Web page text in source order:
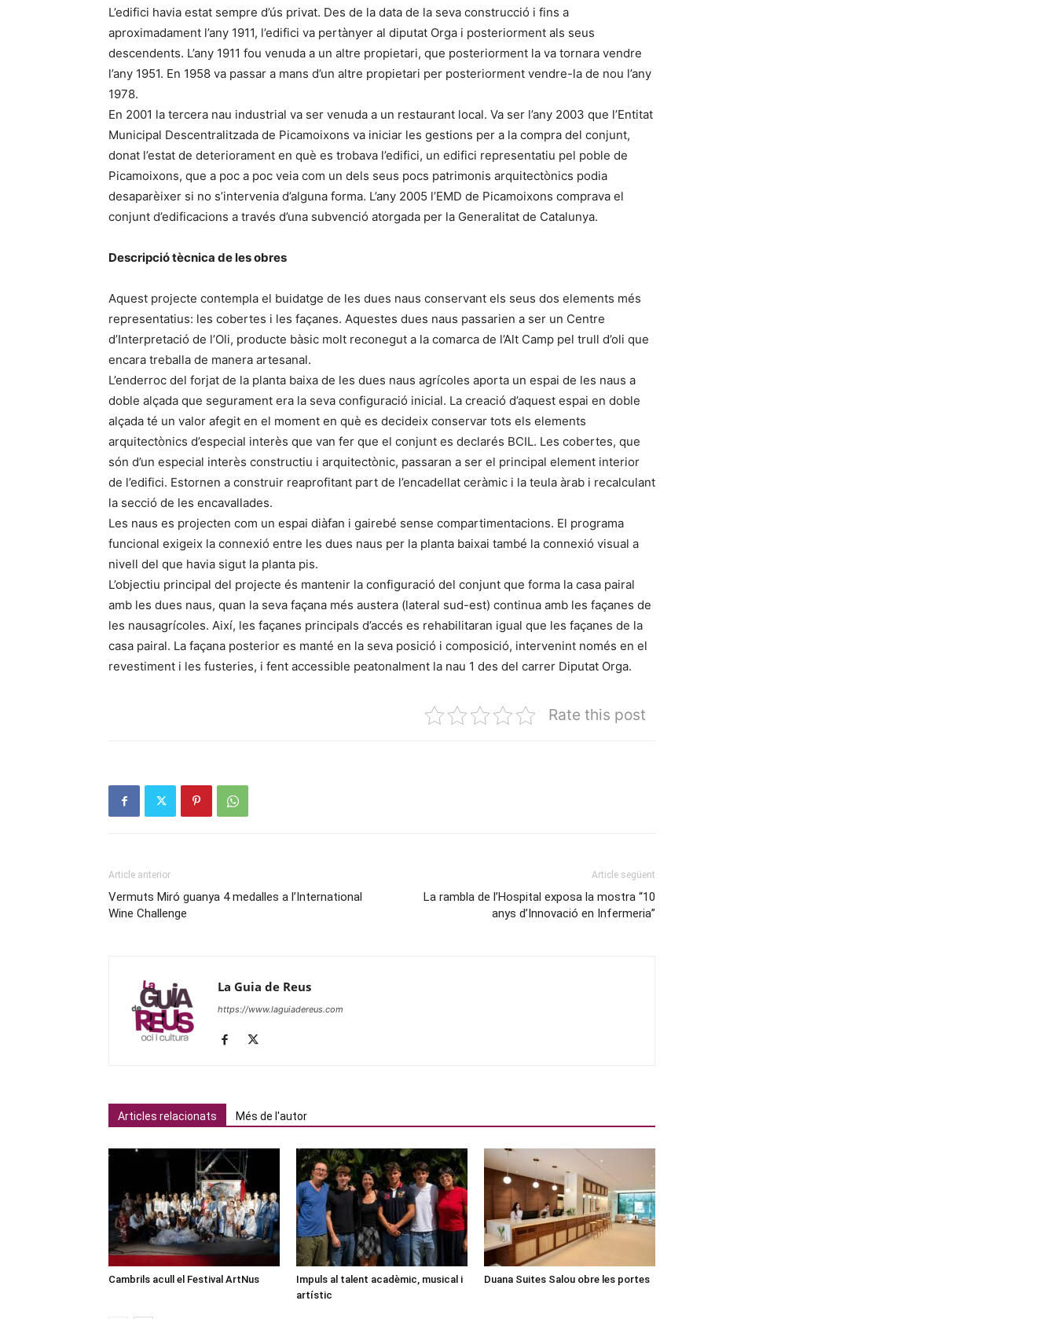
L’edifici havia estat sempre d’ús privat. Des de la data de la seva construcció i fins a
aproximadament l’any 1911, l’edifici va pertànyer al diputat Orga i posteriorment als seus
descendents. L’any 1911 fou venuda a un altre propietari, que posteriorment la va tornara vendre
l’any 1951. En 1958 va passar a mans d’un altre propietari per posteriorment vendre-la de nou l’any
1978.
En 2001 la tercera nau industrial va ser venuda a un restaurant local. Va ser l’any 2003 que l’Entitat
Municipal Descentralitzada de Picamoixons va iniciar les gestions per a la compra del conjunt,
donat l’estat de deteriorament en què es trobava l’edifici, un edifici representatiu pel poble de
Picamoixons, que a poc a poc veia com un dels seus pocs patrimonis arquitectònics podia
desaparèixer si no s’intervenia d’alguna forma. L’any 2005 l’EMD de Picamoixons comprava el
conjunt d’edificacions a través d’una subvenció atorgada per la Generalitat de Catalunya.
Descripció tècnica de les obres
Aquest projecte contempla el buidatge de les dues naus conservant els seus dos elements més
representatius: les cobertes i les façanes. Aquestes dues naus passarien a ser un Centre
d’Interpretació de l’Oli, producte bàsic molt reconegut a la comarca de l’Alt Camp pel trull d’oli que
encara treballa de manera artesanal.
L’enderroc del forjat de la planta baixa de les dues naus agrícoles aporta un espai de les naus a
doble alçada que segurament era la seva configuració inicial. La creació d’aquest espai en doble
alçada té un valor afegit en el moment en què es decideix conservar tots els elements
arquitectònics d’especial interès que van fer que el conjunt es declarés BCIL. Les cobertes, que
són d’un especial interès constructiu i arquitectònic, passaran a ser el principal element interior
de l’edifici. Estornen a construir reaprofitant part de l’encadellat ceràmic i la teula àrab i recalculant
la secció de les encavallades.
Les naus es projecten com un espai diàfan i gairebé sense compartimentacions. El programa
funcional exigeix la connexió entre les dues naus per la planta baixai també la connexió visual a
nivell del que havia sigut la planta pis.
L’objectiu principal del projecte és mantenir la configuració del conjunt que forma la casa pairal
amb les dues naus, quan la seva façana més austera (lateral sud-est) continua amb les façanes de
les nausagrícoles. Així, les façanes principals d’accés es rehabilitaran igual que les façanes de la
casa pairal. La façana posterior es manté en la seva posició i composició, intervenint només en el
revestiment i les fusteries, i fent accessible peatonalment la nau 1 des del carrer Diputat Orga.
Rate this post
Article anterior
Vermuts Miró guanya 4 medalles a l’International
Wine Challenge
Article següent
La rambla de l’Hospital exposa la mostra “10
anys d’Innovació en Infermeria”
La Guia de Reus
https://www.laguiadereus.com
Articles relacionats Més de l'autor
Cambrils acull el Festival ArtNus
Impuls al talent acadèmic, musical i
artístic
Duana Suites Salou obre les portes